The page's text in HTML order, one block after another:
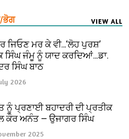
ਭੋਗ VIEW ALL
ਜਿਓਣ ਮਰ ਕੇ ਵੀ…‘ਲੋਹ ਪੁਰਸ਼’
ਜੰਮੂ ਨੂੰ ਯਾਦ ਕਰਦਿਆਂ…ਡਾ.
ਸਿੰਘ ਬਾਠ
2026
ਨੂੰ ਪ੍ਰਣਾਈ ਬਹਾਦਰੀ ਦੀ ਪ੍ਰਤੀਕ
ਕੌਰ ਅਨੰਤ — ਉਜਾਗਰ ਸਿੰਘ
2025